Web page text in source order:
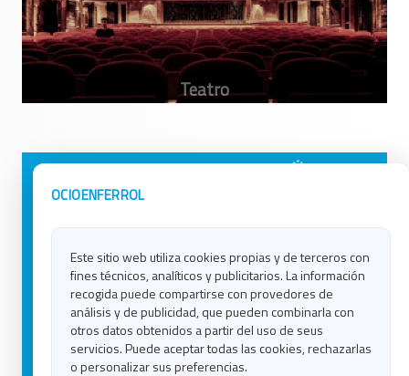
OCIOENFERROL
Este sitio web utiliza cookies propias y de terceros con
fines técnicos, analíticos y publicitarios. La información
recogida puede compartirse con provedores de
análisis y de publicidad, que pueden combinarla con
otros datos obtenidos a partir del uso de seus
servicios. Puede aceptar todas las cookies, rechazarlas
o personalizar sus preferencias.
Avisos Legales
Contacto
Política de Cookies
Ocio en Lugo
Ocio en Ourense
Ocio en Pontevedra
Ocio en Santiago
Ocio en Vigo
Blog